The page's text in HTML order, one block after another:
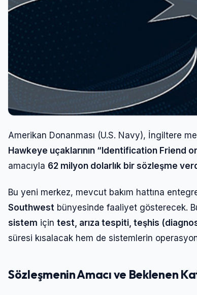
Amerikan Donanması (U.S. Navy), İngiltere
Hawkeye uçaklarının “Identification Friend
amacıyla 62 milyon dolarlık bir sözleşme
Bu yeni merkez, mevcut bakım hattına
Southwest bünyesinde faaliyet gösterecek.
sistem için test, arıza tespiti, teşhis
süresi kısalacak hem de sistemlerin
Sözleşmenin Amacı ve Beklenen